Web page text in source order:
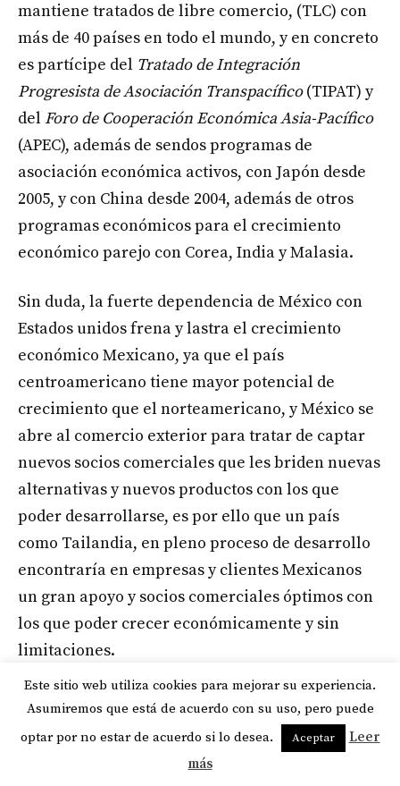
mantiene tratados de libre comercio, (TLC) con
más de 40 países en todo el mundo, y en concreto
es partícipe del Tratado de Integración
Progresista de Asociación Transpacífico(TIPAT) y
del Foro de Cooperación Económica Asia-Pacífico
(APEC), además de sendos programas de
asociación económica activos, con Japón desde
2005, y con China desde 2004, además de otros
programas económicos para el crecimiento
económico parejo con Corea, India y Malasia.
Sin duda, la fuerte dependencia de México con
Estados unidos frena y lastra el crecimiento
económico Mexicano, ya que el país
centroamericano tiene mayor potencial de
crecimiento que el norteamericano, y México se
abre al comercio exterior para tratar de captar
nuevos socios comerciales que les briden nuevas
alternativas y nuevos productos con los que
poder desarrollarse, es por ello que un país
como Tailandia, en pleno proceso de desarrollo
encontraría en empresas y clientes Mexicanos
un gran apoyo y socios comerciales óptimos con
los que poder crecer económicamente y sin
limitaciones.
Este sitio web utiliza cookies para mejorar su experiencia.
Asumiremos que está de acuerdo con su uso, pero puede
optar por no estar de acuerdo si lo desea.
Aceptar
Leer
más